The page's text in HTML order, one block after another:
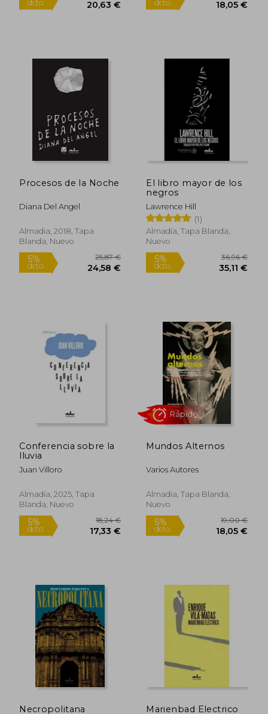
5%
dcto. 20,63 €
5%
dcto.
Procesos de la Noche
Diana Del Angel
Almadia, 2018, Tapa
Blanda, Nuevo
5%
dcto.
25,87 €
El libro mayor de los
negros
Lawrence Hill
(1)
Almadía, Tapa Blanda,
Nuevo
5%
Conferencia sobre la
lluvia
Juan Villoro
Almadía, 2025, Tapa
Blanda, Nuevo
Mundos Alternos
Varios Autores
Almadia, Tapa Blanda,
Nuevo
Rápido
Necropolitana Marienbad Electrico